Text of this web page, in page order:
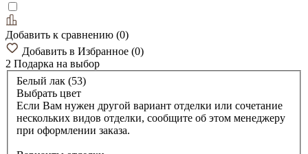
Добавить к сравнению (0)
Добавить в Избранное (0)
2 Подарка на выбор
Белый лак (53)
Выбрать цвет
Если Вам нужен другой вариант отделки или сочетание
нескольких видов отделки, сообщите об этом менеджеру
при оформлении заказа.